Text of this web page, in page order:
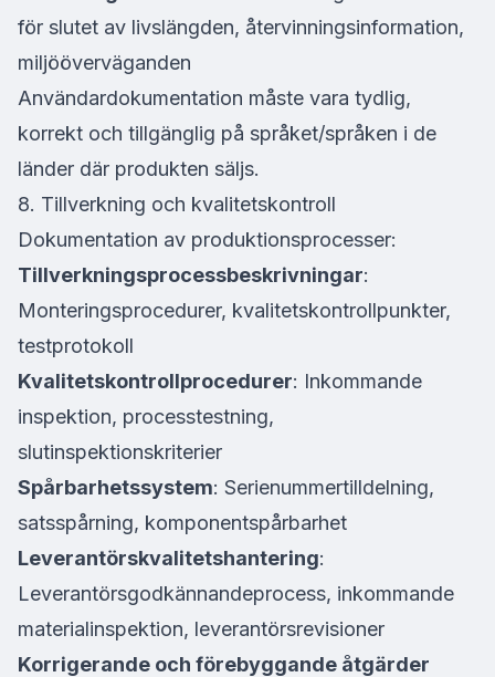
för slutet av livslängden, återvinningsinformation,
miljööverväganden
Användardokumentation måste vara tydlig,
korrekt och tillgänglig på språket/språken i de
länder där produkten säljs.
8. Tillverkning och kvalitetskontroll
Dokumentation av produktionsprocesser:
Tillverkningsprocessbeskrivningar:
Monteringsprocedurer, kvalitetskontrollpunkter,
testprotokoll
Kvalitetskontrollprocedurer: Inkommande
inspektion, processtestning,
slutinspektionskriterier
Spårbarhetssystem: Serienummertilldelning,
satsspårning, komponentspårbarhet
Leverantörskvalitetshantering:
Leverantörsgodkännandeprocess, inkommande
materialinspektion, leverantörsrevisioner
Korrigerande och förebyggande åtgärder